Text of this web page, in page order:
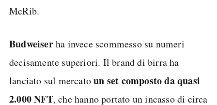
McRib.
Budweiserha invece scommesso su numeri
decisamente superiori. Il brand di birra ha
lanciato sul mercatoun set composto da quasi
2.000 NFT, che hanno portato un incasso di circa